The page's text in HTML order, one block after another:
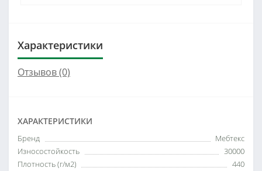
Характеристики
Отзывов (0)
ХАРАКТЕРИСТИКИ
Бренд
Мебтекс
Износостойкость
30000
Плотность (г/м2)
440